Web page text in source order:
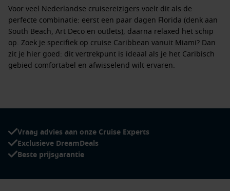
Voor veel Nederlandse cruisereizigers voelt dit als de
perfecte combinatie: eerst een paar dagen Florida (denk aan
South Beach, Art Deco en outlets), daarna relaxed het schip
op. Zoek je specifiek op cruise Caribbean vanuit Miami? Dan
zit je hier goed: dit vertrekpunt is ideaal als je het Caribisch
gebied comfortabel en afwisselend wilt ervaren.
Een Caribbean cruise vanuit Miami is een zeecruise waarbij
Caribische bestemmingen bezoekt. Je vaart bijvoorbeeld naar
de Bahama’s, de oostelijke eilanden (zoals St. Maarten of de
Amerikaanse Maagdeneilanden) of juist de westelijke route
Vraag advies aan onze Cruise Experts
Exclusieve DreamDeals
Beste prijsgarantie